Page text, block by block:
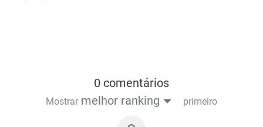
0 comentários
Mostrar melhor ranking primeiro